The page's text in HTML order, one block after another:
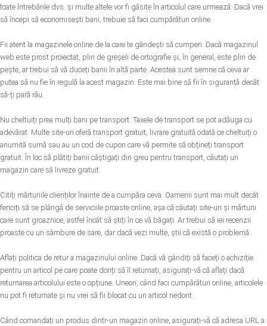
toate întrebările dvs. și multe altele vor fi găsite în articolul care urmează. Dacă vrei
să începi să economisești bani, trebuie să faci cumpărături online.
Fii atent la magazinele online de la care te gândești să cumperi. Dacă magazinul
web este prost proiectat, plin de greșeli de ortografie și, în general, este plin de
pește, ar trebui să vă duceți banii în altă parte. Acestea sunt semne că ceva ar
putea să nu fie în regulă la acest magazin. Este mai bine să fii în siguranță decât
să-ți pară rău.
Nu cheltuiți prea mulți bani pe transport. Taxele de transport se pot adăuga cu
adevărat. Multe site-uri oferă transport gratuit, livrare gratuită odată ce cheltuiți o
anumită sumă sau au un cod de cupon care vă permite să obțineți transport
gratuit. În loc să plătiți banii câștigați din greu pentru transport, căutați un
magazin care să livreze gratuit.
Citiți mărturiile clienților înainte de a cumpăra ceva. Oamenii sunt mai mult decât
fericiți să se plângă de serviciile proaste online, așa că căutați site-uri și mărturii
care sunt groaznice, astfel încât să știți în ce vă băgați. Ar trebui să iei recenzii
proaste cu un sâmbure de sare, dar dacă vezi multe, știi că există o problemă.
Aflați politica de retur a magazinului online. Dacă vă gândiți să faceți o achiziție
pentru un articol pe care poate doriți să îl returnați, asigurați-vă că aflați dacă
returnarea articolului este o opțiune. Uneori, când faci cumpărături online, articolele
nu pot fi returnate și nu vrei să fii blocat cu un articol nedorit.
Când comandați un produs dintr-un magazin online, asigurați-vă că adresa URL a